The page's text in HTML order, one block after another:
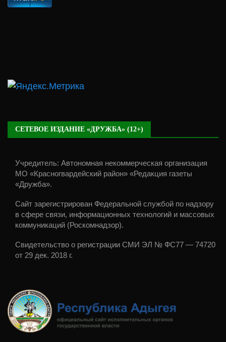
СЕТЕВОЕ ИЗДАНИЕ «ДРУЖБА» (12+)
Учредитель: Автономная некоммерческая организация
МО «Красногвардейский район» «Редакция газеты
«Дружба».
Сайт зарегистрирован Федеральной службой по надзору
в сфере связи, информационных технологий и массовых
коммуникаций (Роскомнадзор).
Свидетельство о регистрации СМИ ЭЛ № ФС77 — 74720
от 29 дек. 2018 г.